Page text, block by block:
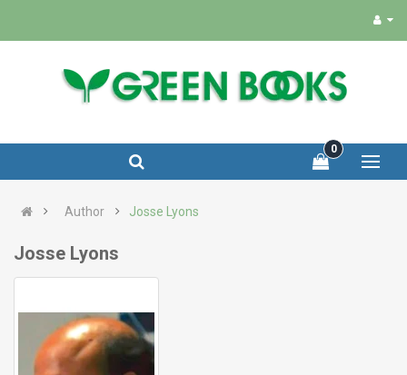
0
Author Josse Lyons
Josse Lyons